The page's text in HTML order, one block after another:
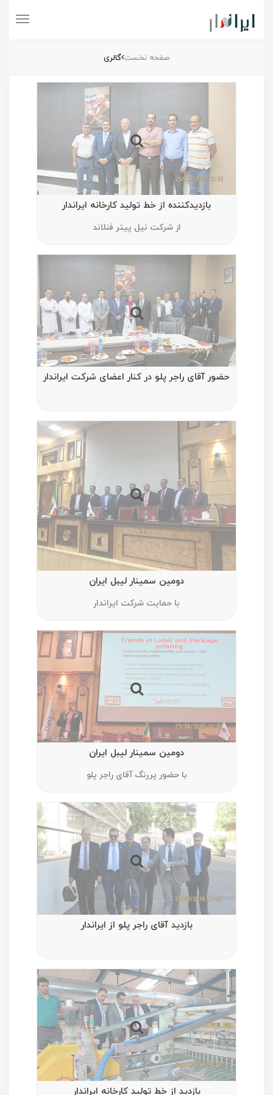
Toggle
صفحه نخست گالری
بازدیدکننده از خط تولید کارخانه ایراندار
از شرکت نیل پیتر فنلاند
حضور آقای راجر پلو در کنار اعضای شرکت ایراندار
دومین سمینار لیبل ایران
با حمایت شرکت ایراندار
دومین سمینار لیبل ایران
با حضور پررنگ آقای راجر پلو
بازدید آقای راجر پلو از ایراندار
بازدید از خط تولید کارخانه ایراندار